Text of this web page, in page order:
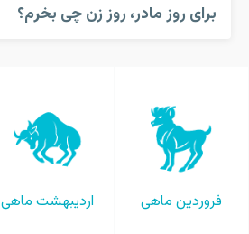
برای روز مادر، روز زن چی بخرم؟
فروردین ماهی اردیبهشت ماهی